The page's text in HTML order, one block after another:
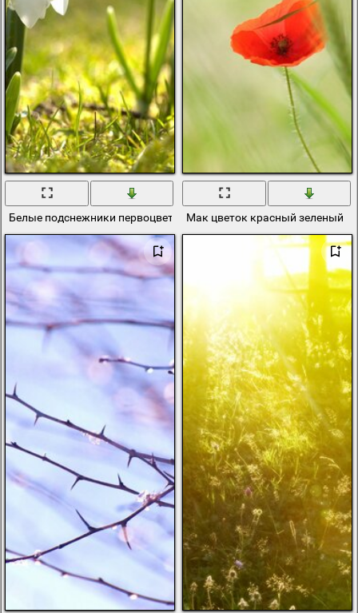
Белые подснежники первоцветы на зелёной траве
Мак цветок красный зеленый